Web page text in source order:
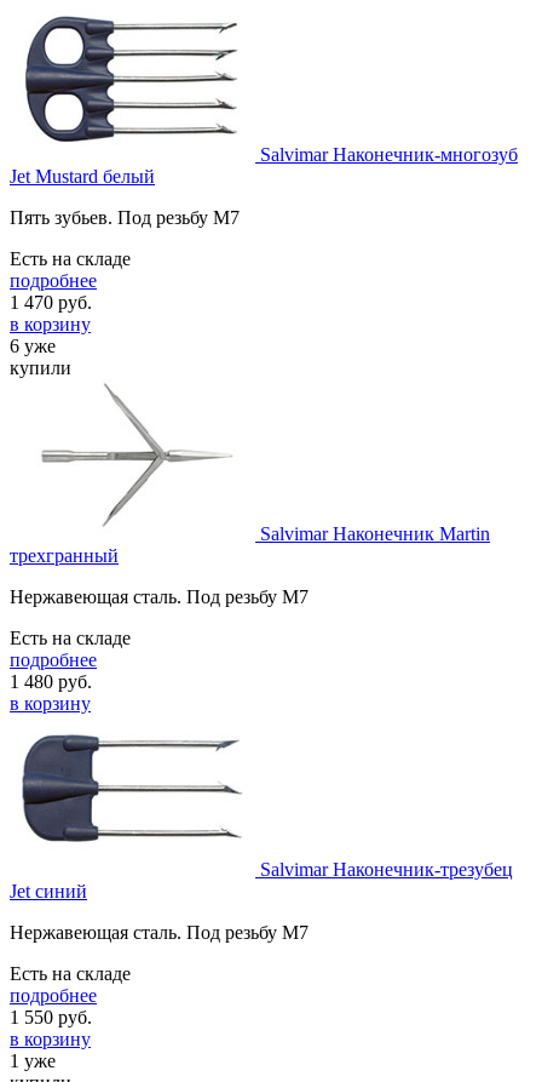
Salvimar Наконечник-многозуб
Jet Mustard белый
Пять зубьев. Под резьбу M7
Есть на складе
подробнее
1 470 руб.
в корзину
6 уже
купили
Salvimar Наконечник Martin
трехгранный
Нержавеющая сталь. Под резьбу М7
Есть на складе
подробнее
1 480 руб.
в корзину
Salvimar Наконечник-трезубец
Jet синий
Нержавеющая сталь. Под резьбу M7
Есть на складе
подробнее
1 550 руб.
в корзину
1 уже